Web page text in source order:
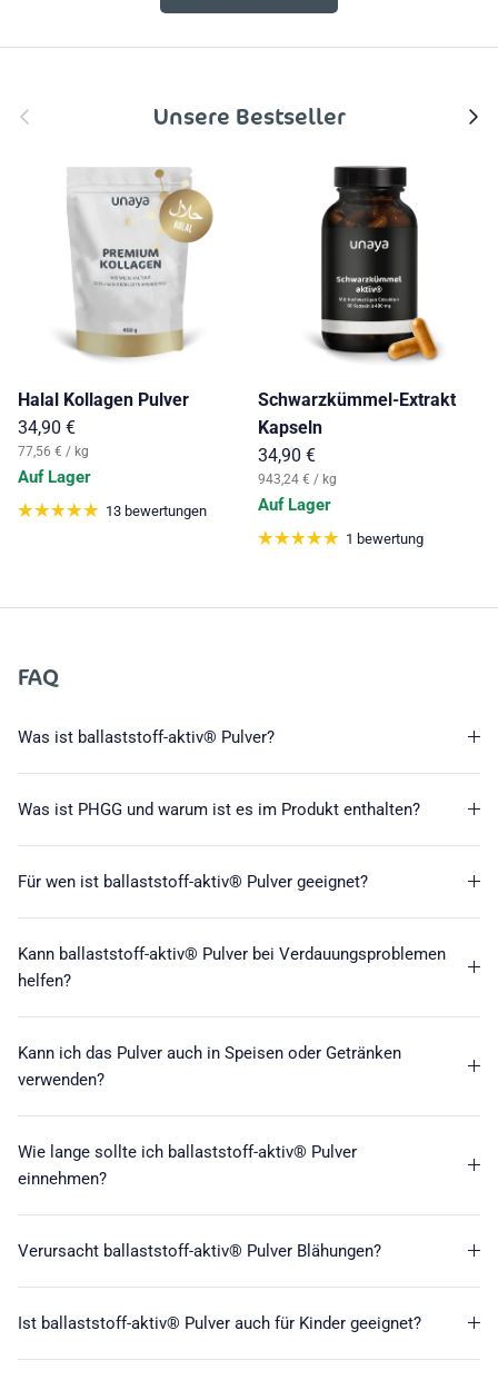
Vorherige Unsere Bestseller
Halal Kollagen Pulver
Normaler Preis
34,90 €
Grundpreis
77,56 € / kg
Auf Lager
13 bewertungen
Schwarzkümmel-Extrakt
Kapseln
Normaler Preis
34,90 €
Grundpreis
943,24 € / kg
Auf Lager
1 bewertung
FAQ
Was ist ballaststoff-aktiv® Pulver?
Was ist PHGG und warum ist es im Produkt enthalten?
Für wen ist ballaststoff-aktiv® Pulver geeignet?
Kann ballaststoff-aktiv® Pulver bei Verdauungsproblemen
helfen?
Kann ich das Pulver auch in Speisen oder Getränken
verwenden?
Wie lange sollte ich ballaststoff-aktiv® Pulver
einnehmen?
Verursacht ballaststoff-aktiv® Pulver Blähungen?
Ist ballaststoff-aktiv® Pulver auch für Kinder geeignet?